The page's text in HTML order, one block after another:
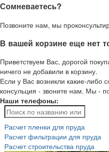
Сомневаетесь?
Позвоните нам, мы
В вашей корзине еще нет
Приветствуем Вас, дорогой
ничего не добавили в корзину.
Если у Вас возникли какие-
консульция - звоните нам. Мы -
Наши телефоны:
Расчет пленки для пруда
Расчет фильтрации для пруда
Расчет строительства пруда